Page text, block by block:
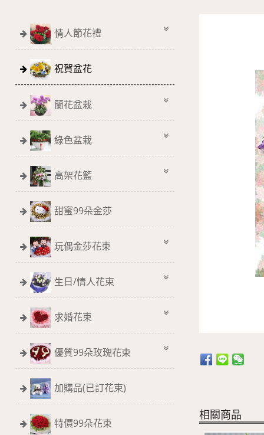
情人節花禮
祝賀盆花
蘭花盆栽
綠色盆栽
高架花籃
甜蜜99朵金莎
玩偶金莎花束
生日/情人花束
求婚花束
優質99朵玫瑰花束
加購品(已訂花束)
特價99朵花束
相關商品